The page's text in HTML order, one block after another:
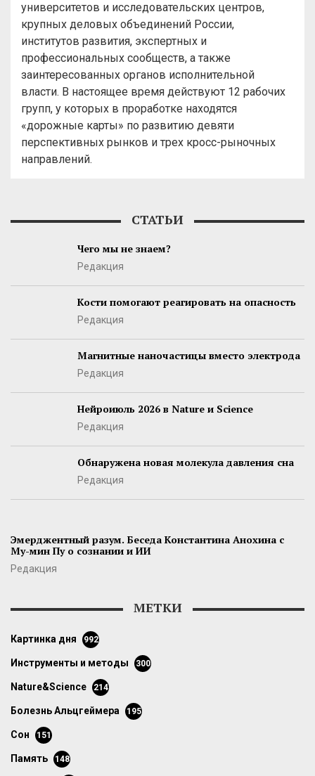
университетов и исследовательских центров,
крупных деловых объединений России,
институтов развития, экспертных и
профессиональных сообществ, а также
заинтересованных органов исполнительной
власти. В настоящее время действуют 12 рабочих
групп, у которых в проработке находятся
«дорожные карты» по развитию девяти
перспективных рынков и трех кросс-рыночных
направлений.
СТАТЬИ
Чего мы не знаем?
Редакция
Кости помогают реагировать на опасность
Редакция
Магнитные наночастицы вместо электрода
Редакция
Нейроиюль 2026 в Nature и Science
Редакция
Обнаружена новая молекула давления сна
Редакция
Эмерджентный разум. Беседа Константина Анохина с
Му-мин Пу о сознании и ИИ
Редакция
МЕТКИ
картинка дня 992
инструменты и методы 300
Nature&Science 214
болезнь Альцгеймера 195
сон 151
память 148